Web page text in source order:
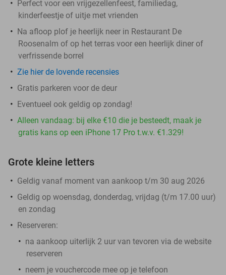
Perfect voor een vrijgezellenfeest, familiedag,
kinderfeestje of uitje met vrienden
Na afloop plof je heerlijk neer in Restaurant De
Roosenalm of op het terras voor een heerlijk diner of
verfrissende borrel
Zie hier de lovende recensies
Gratis parkeren voor de deur
Eventueel ook geldig op zondag!
Alleen vandaag: bij elke €10 die je besteedt, maak je
gratis kans op een iPhone 17 Pro t.w.v. €1.329!
Grote kleine letters
Geldig vanaf moment van aankoop t/m 30 aug 2026
Geldig op woensdag, donderdag, vrijdag (t/m 17.00 uur)
en zondag
Reserveren:
na aankoop uiterlijk 2 uur van tevoren via de website
reserveren
neem je vouchercode mee op je telefoon